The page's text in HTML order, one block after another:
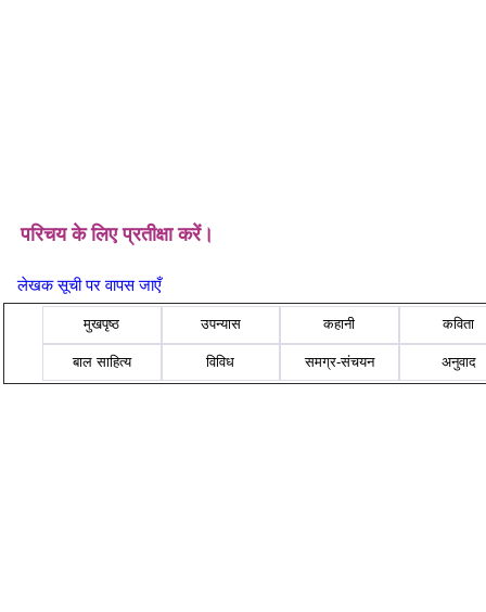
परिचय के लिए प्रतीक्षा करें।
लेखक सूची पर वापस जाएँ
मुखपृष्ठ उपन्यास कहानी कविता
बाल साहित्य विविध समग्र-संचयन अनुवाद